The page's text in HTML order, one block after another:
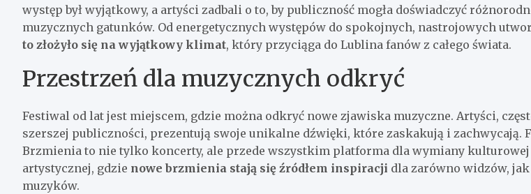
występ był wyjątkowy, a artyści zadbali o to, by publiczność mogła doświadczyć
muzycznych gatunków. Od energetycznych występów do spokojnych, nastrojowych
to złożyło się na wyjątkowy klimat, który przyciąga do Lublina fanów z całego świata.
Przestrzeń dla muzycznych odkryć
Festiwal od lat jest miejscem, gdzie można odkryć nowe zjawiska muzyczne. Artyści,
szerszej publiczności, prezentują swoje unikalne dźwięki, które zaskakują i zachwycają.
Brzmienia to nie tylko koncerty, ale przede wszystkim platforma dla wymiany kulturowej
artystycznej, gdzie nowe brzmienia stają się źródłem inspiracji dla zarówno widzów,
muzyków.